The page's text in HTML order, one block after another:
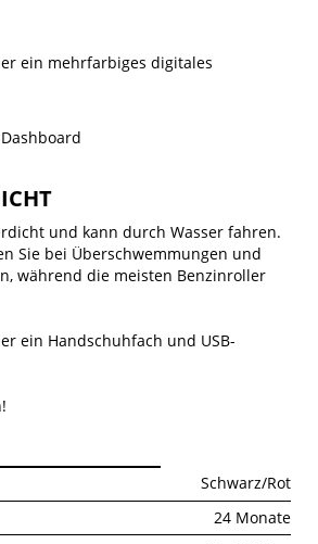
ein mehrfarbiges digitales
und kann durch Wasser fahren.
Sie bei Überschwemmungen und
während die meisten Benzinroller
ein Handschuhfach und USB-
Schwarz/Rot
24 Monate